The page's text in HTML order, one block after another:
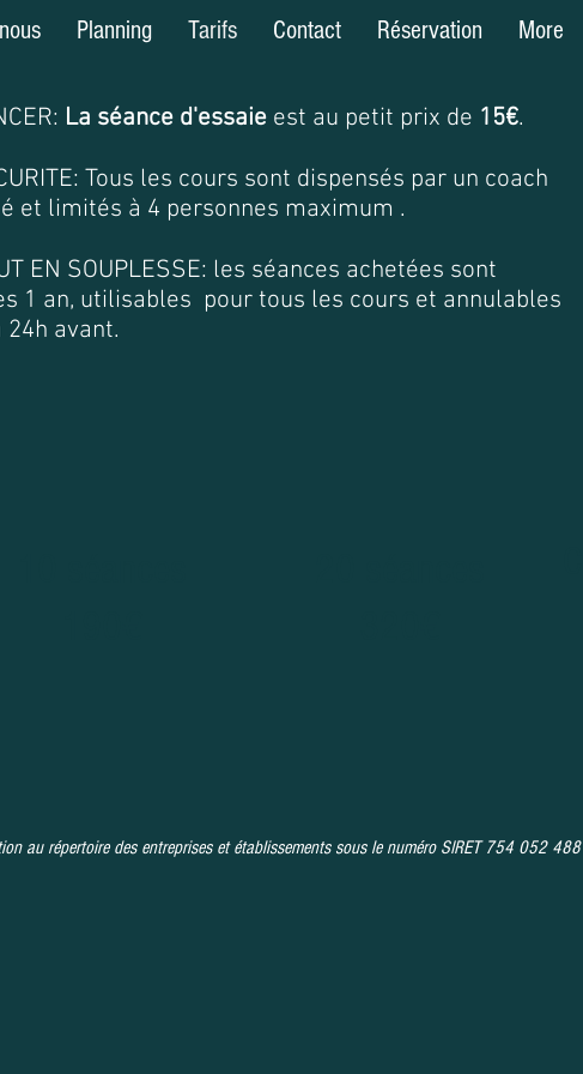
Planning Tarifs Contact Réservation More
La séance d'essaie est au petit prix de 15€.
Tous les cours sont dispensés par un coach
et limités à 4 personnes maximum .
EN SOUPLESSE: les séances achetées sont
1 an, utilisables pour tous les cours et annulables
24h avant.
au répertoire des entreprises et établissements sous le numéro SIRET 754 052 488